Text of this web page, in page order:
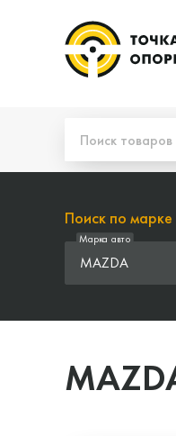
Поиск по
MAZDA
Марка авто